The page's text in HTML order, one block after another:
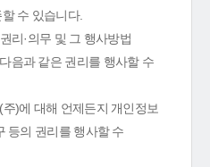
수 있습니다.
리·의무 및 그 행사방법
음과 같은 권리를 행사할 수
)에 대해 언제든지 개인정보
등의 권리를 행사할 수